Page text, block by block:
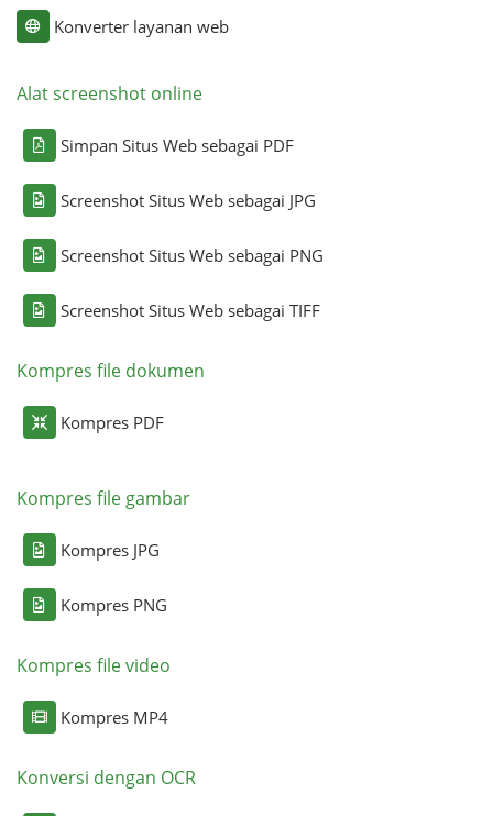
Konverter layanan web
Alat screenshot online
Simpan Situs Web sebagai PDF
Screenshot Situs Web sebagai JPG
Screenshot Situs Web sebagai PNG
Screenshot Situs Web sebagai TIFF
Kompres file dokumen
Kompres PDF
Kompres file gambar
Kompres JPG
Kompres PNG
Kompres file video
Kompres MP4
Konversi dengan OCR